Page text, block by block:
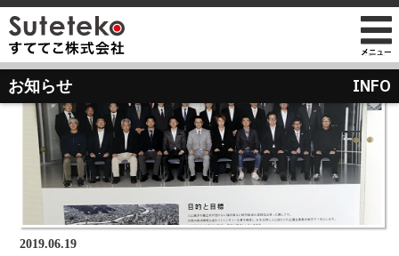
会社のこれまでとこれから
講演の依頼について
M&Aのご提案について
店舗のご案内
経営理念と使命
組織図
経営方針
過去の経営方針
通販事業
地域向け学生服販売
お知らせ
お知らせ INFO
2019.06.19